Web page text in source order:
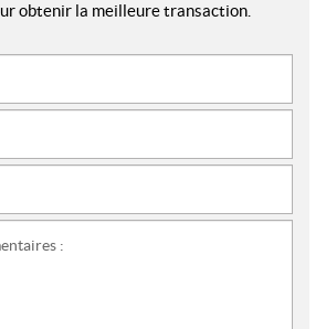
obtenir la meilleure transaction.
: